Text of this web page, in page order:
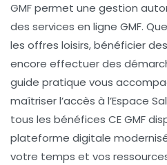
GMF permet une gestion
des services en ligne GMF.
les offres loisirs, bénéficier
encore effectuer des
guide pratique vous
maîtriser l’accès à l’Espace
tous les bénéfices CE GMF
plateforme digitale
votre temps et vos